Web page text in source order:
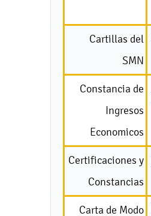
Cartillas del
SMN
Constancia de
Ingresos
Economicos
Certificaciones y
Constancias
Carta de Modo